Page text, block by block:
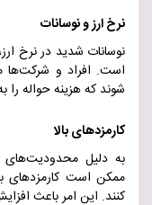
نرخ ارز و نوسانات
نوسانات شدید در نرخ
است. افراد و شرکت‌ها
شوند که هزینه حواله
کارمزدهای بالا
به دلیل محدودیت‌های
ممکن است کارمزدهای
کنند. این امر باعث